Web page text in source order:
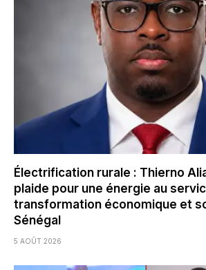
Électrification rurale : Thierno Alia
plaide pour une énergie au
transformation économique et
Sénégal
5 AOÛT 2026